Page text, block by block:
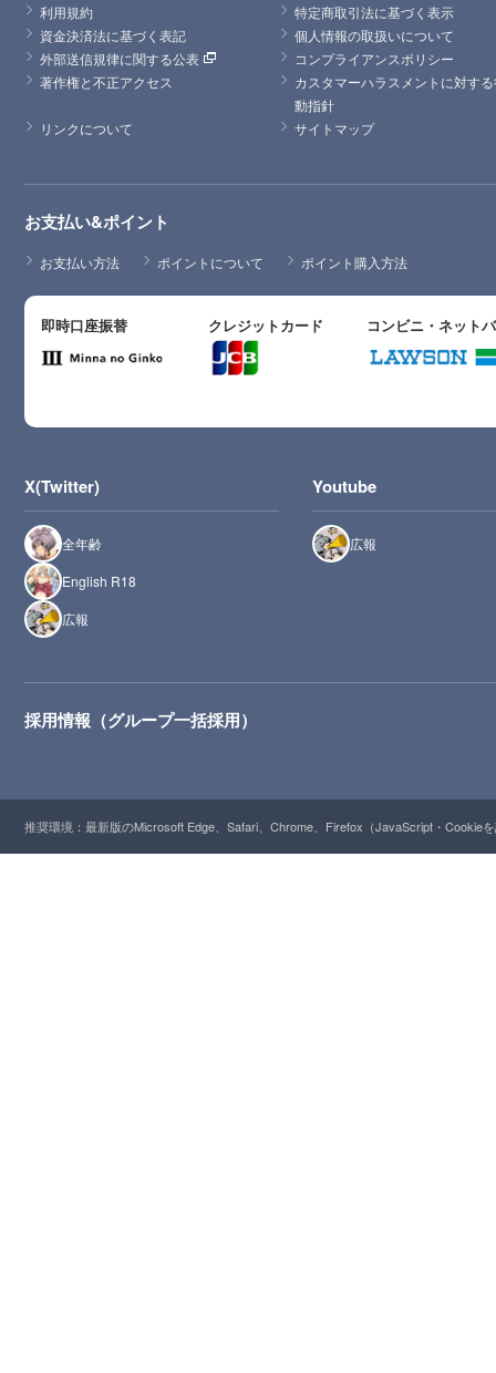
利用規約
特定商取引法に基づく表示
資金決済法に基づく表記
個人情報の取扱いについて
外部送信規律に関する公表
コンプライアンスポリシー
著作権と不正アクセス
カスタマーハラスメントに対す
動指針
リンクについて
サイトマップ
お支払い&ポイント
お支払い方法 ポイントについて ポイント購入方法
即時口座振替 クレジットカード コンビニ・ネット
X(Twitter)
全年齢
English R18
広報
Youtube
広報
採用情報（グループ一括採用）
推奨環境：最新版のMicrosoft Edge、Safari、Chrome、Firefox（JavaScript・Cookie